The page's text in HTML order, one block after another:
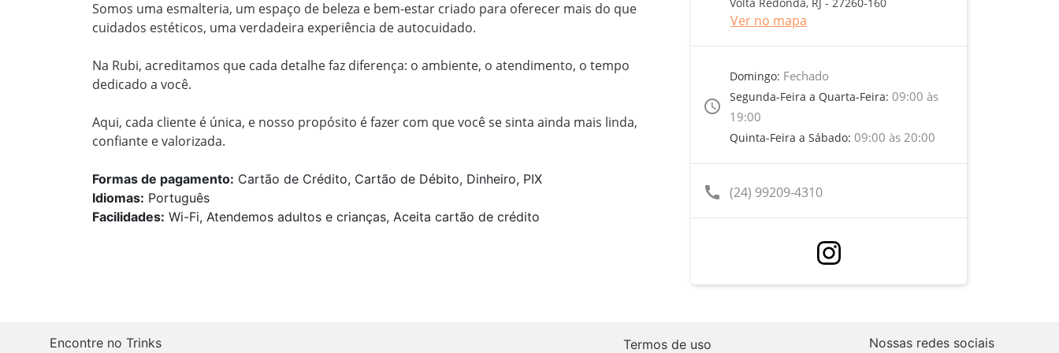
Somos uma esmalteria, um espaço de beleza e bem-estar criado para oferecer mais do que
cuidados estéticos, uma verdadeira experiência de autocuidado.
Na Rubi, acreditamos que cada detalhe faz diferença: o ambiente, o atendimento, o tempo
dedicado a você.
Aqui, cada cliente é única, e nosso propósito é fazer com que você se sinta ainda mais linda,
confiante e valorizada.
Formas de pagamento: Cartão de Crédito, Cartão de Débito, Dinheiro, PIX
Idiomas: Português
Facilidades: Wi-Fi, Atendemos adultos e crianças, Aceita cartão de crédito
Ver no mapa
access_time
Domingo: Fechado
Segunda-Feira a Quarta-Feira: 09:00 às
19:00
Quinta-Feira a Sábado: 09:00 às 20:00
call (24) 99209-4310
Encontre no Trinks Termos de uso Nossas redes sociais